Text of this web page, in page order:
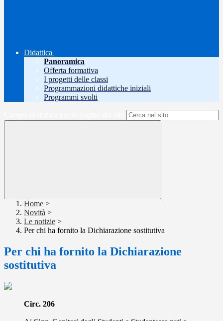
Didattica
Panoramica
Offerta formativa
I progetti delle classi
Programmazioni didattiche iniziali
Programmi svolti
Home >
Novità >
Le notizie >
Per chi ha fornito la Dichiarazione sostitutiva
Per chi ha fornito la Dichiarazione
sostitutiva
Circ. 206